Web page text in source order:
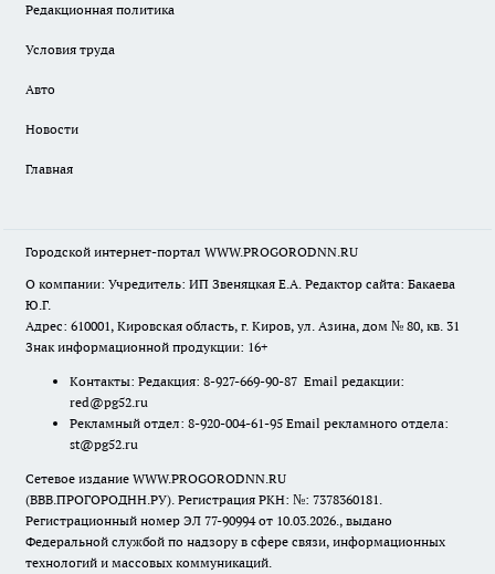
Редакционная политика
Условия труда
Авто
Новости
Главная
Городской интернет-портал WWW.PROGORODNN.RU
О компании: Учредитель: ИП Звеняцкая Е.А. Редактор сайта: Бакаева
Ю.Г.
Адрес: 610001, Кировская область, г. Киров, ул. Азина, дом № 80, кв. 31
Знак информационной продукции: 16+
Контакты: Редакция: 8-927-669-90-87 Email редакции:
red@pg52.ru
Рекламный отдел: 8-920-004-61-95 Email рекламного отдела:
st@pg52.ru
Сетевое издание WWW.PROGORODNN.RU
(ВВВ.ПРОГОРОДНН.РУ). Регистрация РКН: №: 7378360181.
Регистрационный номер ЭЛ 77-90994 от 10.03.2026., выдано
Федеральной службой по надзору в сфере связи, информационных
технологий и массовых коммуникаций.